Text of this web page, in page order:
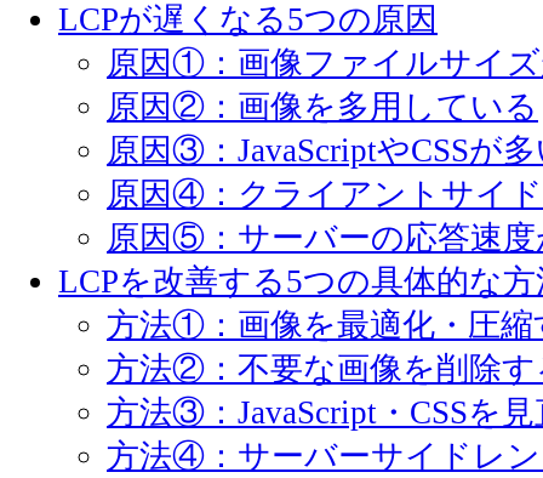
LCPが遅くなる5つの原因
原因①：画像ファイルサイ
原因②：画像を多用している
原因③：JavaScriptやCSSが
原因④：クライアントサイ
原因⑤：サーバーの応答速
LCPを改善する5つの具体的な方
方法①：画像を最適化・圧縮
方法②：不要な画像を削除す
方法③：JavaScript・CSSを
方法④：サーバーサイドレ